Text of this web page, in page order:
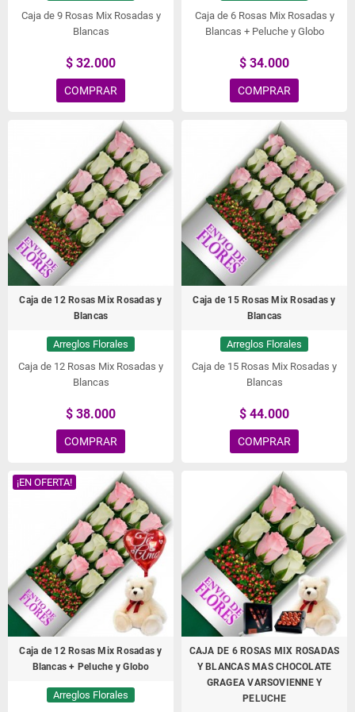
Caja de 9 Rosas Mix Rosadas y
Blancas
$ 32.000
COMPRAR
Caja de 6 Rosas Mix Rosadas y
Blancas + Peluche y Globo
$ 34.000
COMPRAR
Caja de 12 Rosas Mix Rosadas y
Blancas
Arreglos Florales
Caja de 12 Rosas Mix Rosadas y
Blancas
$ 38.000
COMPRAR
Caja de 15 Rosas Mix Rosadas y
Blancas
Arreglos Florales
Caja de 15 Rosas Mix Rosadas y
Blancas
$ 44.000
COMPRAR
¡EN OFERTA!
Caja de 12 Rosas Mix Rosadas y
Blancas + Peluche y Globo
Arreglos Florales
CAJA DE 6 ROSAS MIX ROSADAS
Y BLANCAS MAS CHOCOLATE
GRAGEA VARSOVIENNE Y
PELUCHE